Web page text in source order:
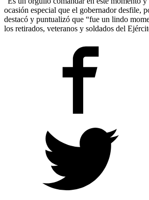
ocasión especial que el gobernador desfile,
destacó y puntualizó que “fue un lindo
los retirados, veteranos y soldados del